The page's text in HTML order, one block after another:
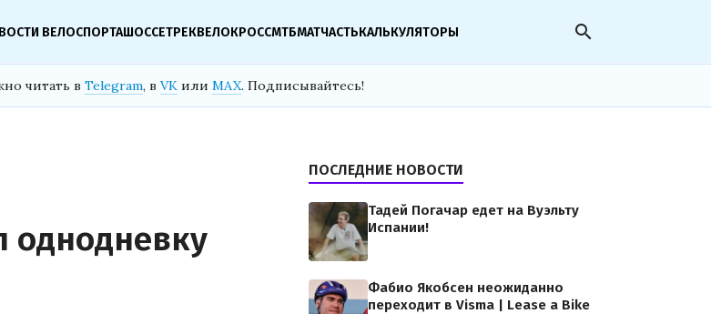
ВЕЛОСПОРТАШОССЕТРЕКВЕЛОКРОССМТБМАТЧАСТЬКАЛЬКУЛЯТОРЫ search
читать в Telegram, в VK или MAX. Подписывайтесь!
однодневку
ПОСЛЕДНИЕ НОВОСТИ
Тадей Погачар едет на Вуэльту
Испании!
Фабио Якобсен неожиданно
переходит в Visma | Lease a Bike